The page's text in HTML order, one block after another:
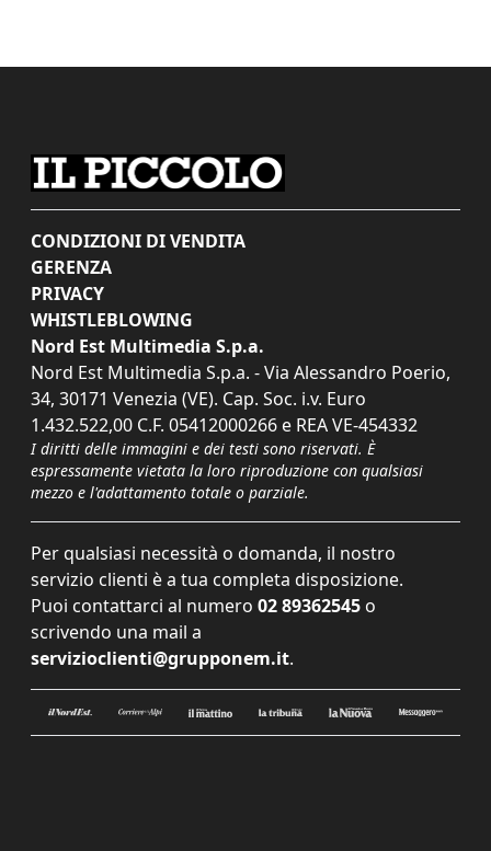
CONDIZIONI DI VENDITA
GERENZA
PRIVACY
WHISTLEBLOWING
Nord Est Multimedia S.p.a.
Nord Est Multimedia S.p.a. - Via Alessandro Poerio,
34, 30171 Venezia (VE). Cap. Soc. i.v. Euro
1.432.522,00 C.F. 05412000266 e REA VE-454332
I diritti delle immagini e dei testi sono riservati. È
espressamente vietata la loro riproduzione con qualsiasi
mezzo e l'adattamento totale o parziale.
Per qualsiasi necessità o domanda, il nostro
servizio clienti è a tua completa disposizione.
Puoi contattarci al numero 02 89362545 o
scrivendo una mail a
servizioclienti@grupponem.it.